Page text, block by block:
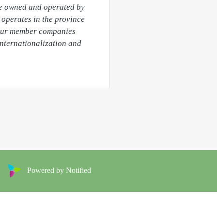
owned and operated by
in the province
member companies
and
Powered by Notified